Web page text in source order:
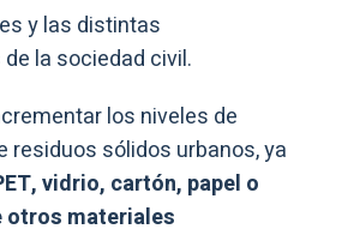
y las distintas
la sociedad civil.
los niveles de
residuos sólidos urbanos, ya
vidrio, cartón, papel o
otros materiales